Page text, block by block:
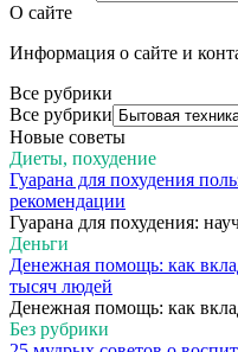
О сайте
Информация о сайте и
Все рубрики
Все рубрики
Новые советы
Диеты, похудение
Гуарана для похудения
рекомендации
Гуарана для похудения:
Деньги
Денежная помощь: как
тысяч людей
Денежная помощь: как
Без рубрики